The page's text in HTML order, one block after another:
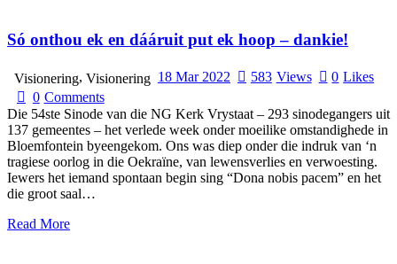
Só onthou ek en dááruit put ek hoop – dankie!
Visionering, Visionering 18 Mar 2022 583 Views 0 Likes
0 Comments
Die 54ste Sinode van die NG Kerk Vrystaat – 293 sinodegangers uit
137 gemeentes – het verlede week onder moeilike omstandighede in
Bloemfontein byeengekom. Ons was diep onder die indruk van ‘n
tragiese oorlog in die Oekraïne, van lewensverlies en verwoesting.
Iewers het iemand spontaan begin sing “Dona nobis pacem” en het
die groot saal…
Read More